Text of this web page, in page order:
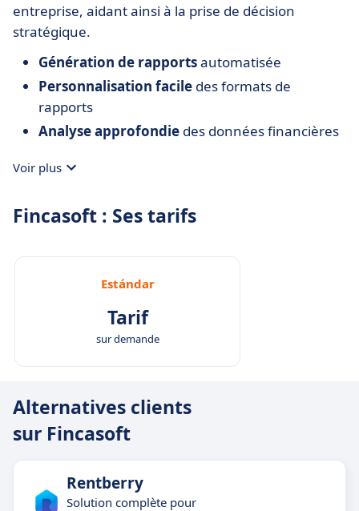
entreprise, aidant ainsi à la prise de décision
stratégique.
Génération de rapportsautomatisée
Personnalisation facile des formats de
rapports
Analyse approfondie des données financières
Voir plus
Fincasoft : Ses tarifs
Estándar
Tarif
sur demande
Alternatives clients
sur Fincasoft
Rentberry
Solution complète pour